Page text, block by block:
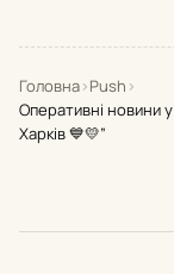
Головна›Push ›
Оперативні новини
Харків 💙💛”